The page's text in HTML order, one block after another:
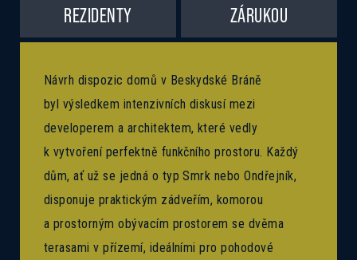
REZIDENTY
ZÁRUKOU
Návrh dispozic domů v Beskydské Bráně
byl výsledkem intenzivních diskusí mezi
developerem a architektem, které vedly
k vytvoření perfektně funkčního prostoru. Každý
dům, ať už se jedná o typ Smrk nebo Ondřejník,
disponuje praktickým zádveřím, komorou
a prostorným obývacím prostorem se dvěma
terasami v přízemí, ideálními pro pohodové